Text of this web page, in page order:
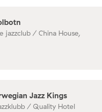
jazzclub / China House,
Jazz Kings
/ Quality Hotel